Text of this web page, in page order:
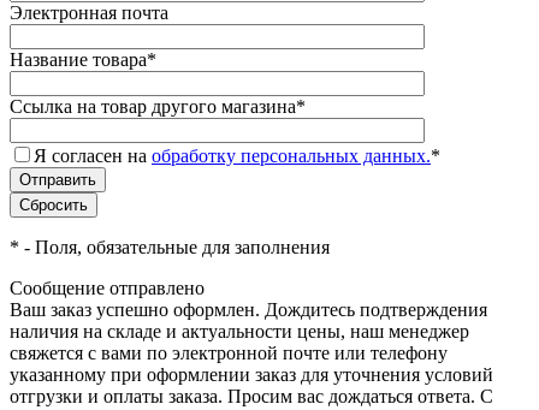
Электронная почта
Название товара*
Ссылка на товар другого магазина*
Я согласен на обработку персональных данных.*
* - Поля, обязательные для заполнения
Сообщение отправлено
Ваш заказ успешно оформлен. Дождитесь подтверждения
наличия на складе и актуальности цены, наш менеджер
свяжется с вами по электронной почте или телефону
указанному при оформлении заказ для уточнения условий
отгрузки и оплаты заказа. Просим вас дождаться ответа. С